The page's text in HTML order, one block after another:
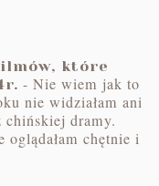
które
-Nie wiem jak to
nie widziałam ani
chińskiej dramy.
chętnie i